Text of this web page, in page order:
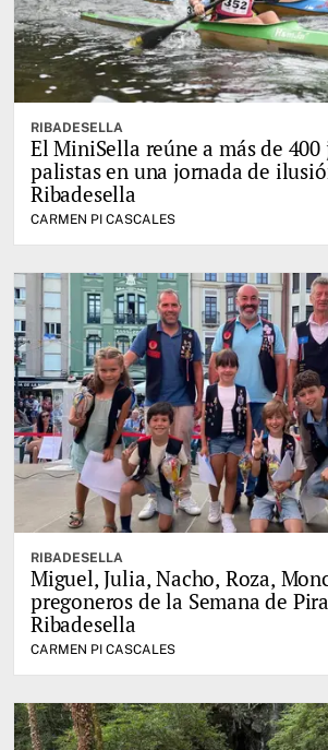
RIBADESELLA
El MiniSella reúne a más de 400
palistas en una jornada de
Ribadesella
CARMEN PI CASCALES
RIBADESELLA
Miguel, Julia, Nacho, Roza,
pregoneros de la Semana de
Ribadesella
CARMEN PI CASCALES